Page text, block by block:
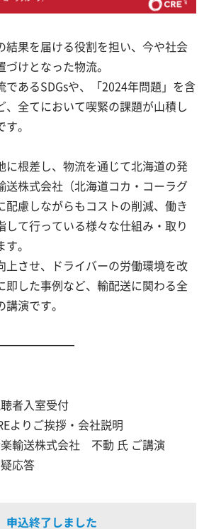
結果を届ける役割を担い、今や社会
けとなった物流。
であるSDGsや、「2024年問題」を含
、全てにおいて喫緊の課題が山積し
。
に根差し、物流を通じて北海道の発
送株式会社（北海道コカ・コーラグ
配慮しながらもコストの削減、働き
して行っている様々な仕組み・取り
。
上させ、ドライバーの労働環境を改
即した事例など、輸配送に関わる全
演です。
者入室受付
よりご挨拶・会社説明
輸送株式会社 不動 氏 ご講演
応答
申込終了しました